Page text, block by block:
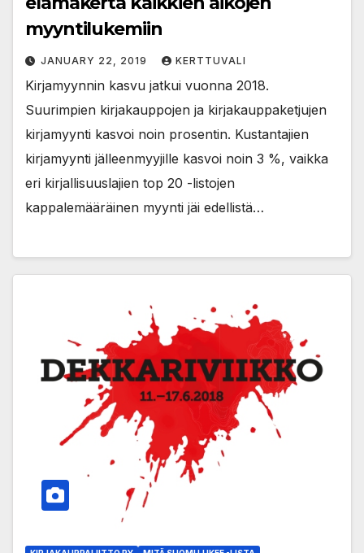
myyntilukemiin
JANUARY 22, 2019 KERTTUVALI
Kirjamyynnin kasvu jatkui vuonna 2018.
Suurimpien kirjakauppojen ja kirjakauppaketjujen
kirjamyynti kasvoi noin prosentin. Kustantajien
kirjamyynti jälleenmyyjille kasvoi noin 3 %, vaikka
eri kirjallisuuslajien top 20 -listojen
kappalemääräinen myynti jäi edellistä…